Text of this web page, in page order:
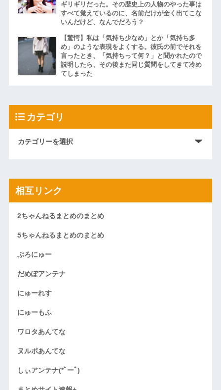
ギリギリだった。その歴史上の人物のやった事は
すべて覚えているのに、名前だけが全く出てこな
いんだけど、なんでだろう？
【驚愕】私は「気持ち少なめ」とか「気持ち多
め」のような表現をよくする。彼氏の前でそれを
言ったとき、「気持ちって何？」と聞かれたので
説明したら、その後また同じ質問をしてきて冷め
てしまった
カテゴリ
相互リンク
2ちゃんねるまとめのまとめ
5ちゃんねるまとめのまとめ
ぶろにゅー
だめぽアンテナ
にゅーれす
にゅーもふ
ワロタあんてな
ヌルポあんてな
しぃアンテナ(*ﾟーﾟ)